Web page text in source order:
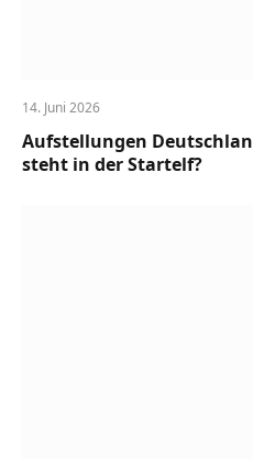
14. Juni 2026
Aufstellungen
steht in der Startelf?